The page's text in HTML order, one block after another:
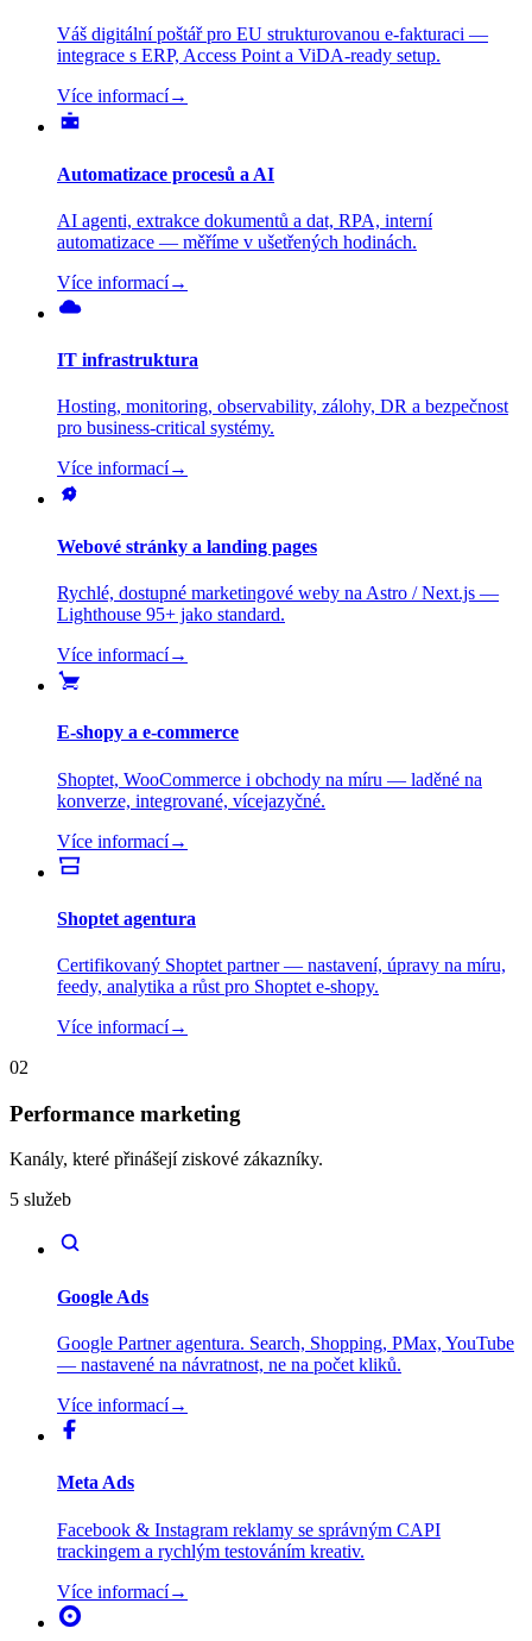
Váš digitální poštář pro EU strukturovanou e-fakturaci —
integrace s ERP, Access Point a ViDA-ready setup.
Více informací→
Automatizace procesů a AI
AI agenti, extrakce dokumentů a dat, RPA, interní
automatizace — měříme v ušetřených hodinách.
Více informací→
IT infrastruktura
Hosting, monitoring, observability, zálohy, DR a bezpečnost
pro business-critical systémy.
Více informací→
Webové stránky a landing pages
Rychlé, dostupné marketingové weby na Astro / Next.js —
Lighthouse 95+ jako standard.
Více informací→
E-shopy a e-commerce
Shoptet, WooCommerce i obchody na míru — laděné na
konverze, integrované, vícejazyčné.
Více informací→
Shoptet agentura
Certifikovaný Shoptet partner — nastavení, úpravy na míru,
feedy, analytika a růst pro Shoptet e-shopy.
Více informací→
02
Performance marketing
Kanály, které přinášejí ziskové zákazníky.
5 služeb
Google Ads
Google Partner agentura. Search, Shopping, PMax, YouTube
— nastavené na návratnost, ne na počet kliků.
Více informací→
Meta Ads
Facebook & Instagram reklamy se správným CAPI
trackingem a rychlým testováním kreativ.
Více informací→